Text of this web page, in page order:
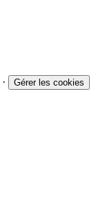
· Gérer les cookies